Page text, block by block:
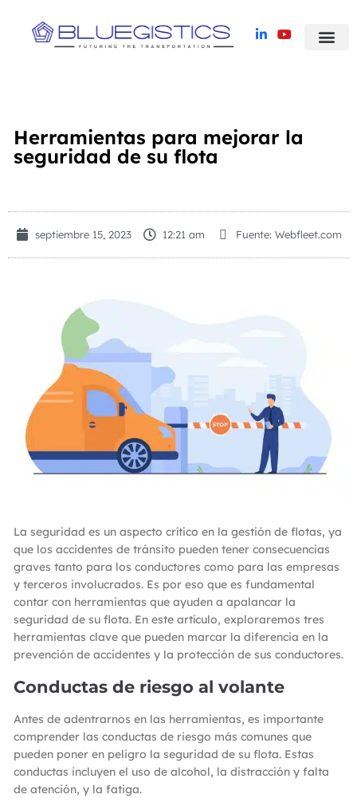
Herramientas para mejorar la
seguridad de su flota
septiembre 15, 2023 12:21 am Fuente: Webfleet.com
La seguridad es un aspecto crítico en la gestión de flotas, ya
que los accidentes de tránsito pueden tener consecuencias
graves tanto para los conductores como para las empresas
y terceros involucrados. Es por eso que es fundamental
contar con herramientas que ayuden a apalancar la
seguridad de su flota. En este artículo, exploraremos tres
herramientas clave que pueden marcar la diferencia en la
prevención de accidentes y la protección de sus conductores.
Conductas de riesgo al volante
Antes de adentrarnos en las herramientas, es importante
comprender las conductas de riesgo más comunes que
pueden poner en peligro la seguridad de su flota. Estas
conductas incluyen el uso de alcohol, la distracción y falta
de atención, y la fatiga.